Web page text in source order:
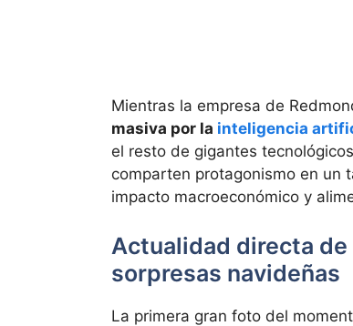
Mientras la empresa de
masiva por la inteligencia
el resto de gigantes
comparten protagonismo en un
impacto macroeconómico y
Actualidad directa
sorpresas navideñas
La primera gran foto del